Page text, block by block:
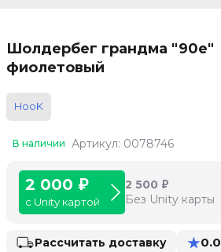
Шолдербег грандма "90е"
фиолетовый
HooK
В наличии Артикул: 0078746
2 000 ₽
с Unity картой
2 500 ₽
Без Unity карты
Рассчитать доставку ★0.0